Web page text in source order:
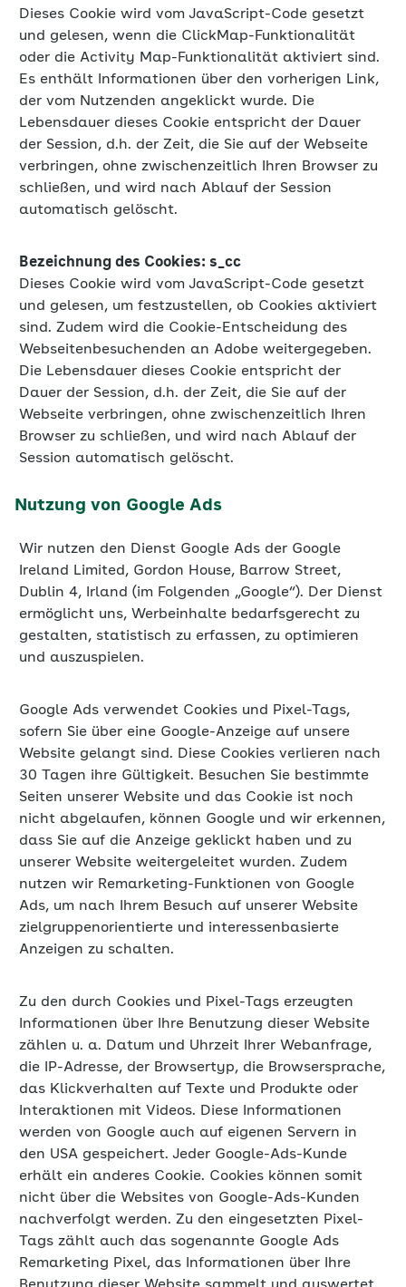
Dieses Cookie wird vom JavaScript-Code gesetzt
und gelesen, wenn die ClickMap-Funktionalität
oder die Activity Map-Funktionalität aktiviert sind.
Es enthält Informationen über den vorherigen Link,
der vom Nutzenden angeklickt wurde. Die
Lebensdauer dieses Cookie entspricht der Dauer
der Session, d.h. der Zeit, die Sie auf der Webseite
verbringen, ohne zwischenzeitlich Ihren Browser zu
schließen, und wird nach Ablauf der Session
automatisch gelöscht.
Bezeichnung des Cookies: s_cc
Dieses Cookie wird vom JavaScript-Code gesetzt
und gelesen, um festzustellen, ob Cookies aktiviert
sind. Zudem wird die Cookie-Entscheidung des
Webseitenbesuchenden an Adobe weitergegeben.
Die Lebensdauer dieses Cookie entspricht der
Dauer der Session, d.h. der Zeit, die Sie auf der
Webseite verbringen, ohne zwischenzeitlich Ihren
Browser zu schließen, und wird nach Ablauf der
Session automatisch gelöscht.
Nutzung von Google Ads
Wir nutzen den Dienst Google Ads der Google
Ireland Limited, Gordon House, Barrow Street,
Dublin 4, Irland (im Folgenden „Google“). Der Dienst
ermöglicht uns, Werbeinhalte bedarfsgerecht zu
gestalten, statistisch zu erfassen, zu optimieren
und auszuspielen.
Google Ads verwendet Cookies und Pixel-Tags,
sofern Sie über eine Google-Anzeige auf unsere
Website gelangt sind. Diese Cookies verlieren nach
30 Tagen ihre Gültigkeit. Besuchen Sie bestimmte
Seiten unserer Website und das Cookie ist noch
nicht abgelaufen, können Google und wir erkennen,
dass Sie auf die Anzeige geklickt haben und zu
unserer Website weitergeleitet wurden. Zudem
nutzen wir Remarketing-Funktionen von Google
Ads, um nach Ihrem Besuch auf unserer Website
zielgruppenorientierte und interessenbasierte
Anzeigen zu schalten.
Zu den durch Cookies und Pixel-Tags erzeugten
Informationen über Ihre Benutzung dieser Website
zählen u. a. Datum und Uhrzeit Ihrer Webanfrage,
die IP-Adresse, der Browsertyp, die Browsersprache,
das Klickverhalten auf Texte und Produkte oder
Interaktionen mit Videos. Diese Informationen
werden von Google auch auf eigenen Servern in
den USA gespeichert. Jeder Google-Ads-Kunde
erhält ein anderes Cookie. Cookies können somit
nicht über die Websites von Google-Ads-Kunden
nachverfolgt werden. Zu den eingesetzten Pixel-
Tags zählt auch das sogenannte Google Ads
Remarketing Pixel, das Informationen über Ihre